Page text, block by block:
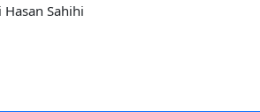
Sahihi